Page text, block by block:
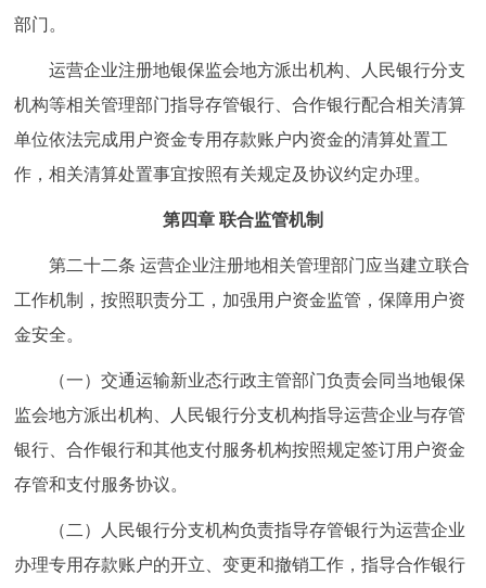
部门。
运营企业注册地银保监会地方派出机构、人民银行分支
机构等相关管理部门指导存管银行、合作银行配合相关清算
单位依法完成用户资金专用存款账户内资金的清算处置工
作，相关清算处置事宜按照有关规定及协议约定办理。
第四章 联合监管机制
第二十二条 运营企业注册地相关管理部门应当建立联合
工作机制，按照职责分工，加强用户资金监管，保障用户资
金安全。
（一）交通运输新业态行政主管部门负责会同当地银保
监会地方派出机构、人民银行分支机构指导运营企业与存管
银行、合作银行和其他支付服务机构按照规定签订用户资金
存管和支付服务协议。
（二）人民银行分支机构负责指导存管银行为运营企业
办理专用存款账户的开立、变更和撤销工作，指导合作银行